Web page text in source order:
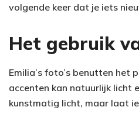
volgende keer dat je iets
Het gebruik
Emilia’s foto’s benutten het
accenten kan natuurlijk licht
kunstmatig licht, maar laat